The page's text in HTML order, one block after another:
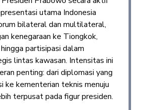
utama Indonesia
bilateral dan multilateral,
kenegaraan ke Tiongkok,
partisipasi dalam
lintas kawasan. Intensitas ini
penting: dari diplomasi yang
kementerian teknis menuju
terpusat pada figur presiden.